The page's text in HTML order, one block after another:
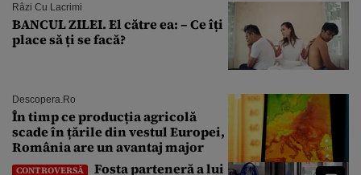
Râzi Cu Lacrimi
BANCUL ZILEI. El către ea: – Ce îți
place să ți se facă?
Descopera.ro
În timp ce producția agricolă
scade în țările din vestul Europei,
România are un avantaj major
CONTROVERSĂ
Fosta parteneră a lui